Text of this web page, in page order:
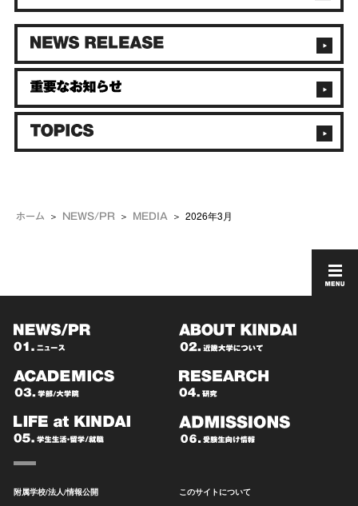
ホーム NEWS/PR MEDIA 2026年3月
附属学校/法人/情報公開
このサイトについて